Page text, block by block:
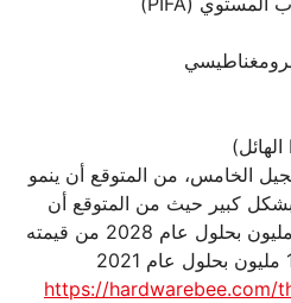
الخامس، من المتوقع أن ينمو
كبير حيث من المتوقع أن
ينمو بنحو 1 تيرابايت و13532 مليون بحلول عام 2028 من قيمته
الحالية البالغة 1 تيرابايت و166 مليون بحلول عام 2021
https://